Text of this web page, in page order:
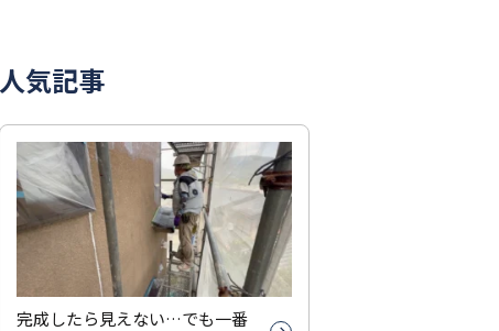
人気記事
完成したら見えない…でも一番